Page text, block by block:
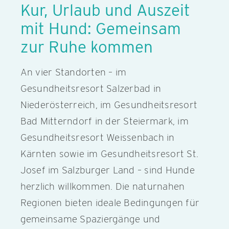
Kur, Urlaub und Auszeit
mit Hund: Gemeinsam
zur Ruhe kommen
An vier Standorten – im
Gesundheitsresort Salzerbad in
Niederösterreich, im Gesundheitsresort
Bad Mitterndorf in der Steiermark, im
Gesundheitsresort Weissenbach in
Kärnten sowie im Gesundheitsresort St.
Josef im Salzburger Land – sind Hunde
herzlich willkommen. Die naturnahen
Regionen bieten ideale Bedingungen für
gemeinsame Spaziergänge und